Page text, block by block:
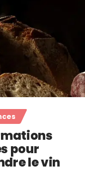
pour
le vin